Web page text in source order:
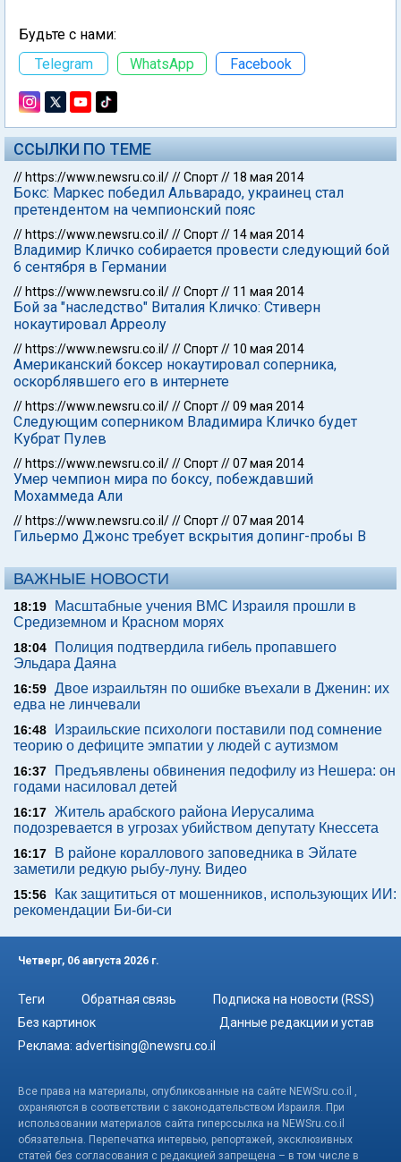
Будьте с нами:
Telegram
WhatsApp Facebook
ССЫЛКИ ПО ТЕМЕ
// https://www.newsru.co.il///Спорт// 18 мая 2014
Бокс: Маркес победил Альварадо, украинец стал
претендентом на чемпионский пояс
// https://www.newsru.co.il///Спорт// 14 мая 2014
Владимир Кличко собирается провести следующий бой
6 сентября в Германии
// https://www.newsru.co.il///Спорт// 11 мая 2014
Бой за "наследство" Виталия Кличко: Стиверн
нокаутировал Арреолу
// https://www.newsru.co.il///Спорт// 10 мая 2014
Американский боксер нокаутировал соперника,
оскорблявшего его в интернете
// https://www.newsru.co.il///Спорт//09 мая 2014
Следующим соперником Владимира Кличко будет
Кубрат Пулев
// https://www.newsru.co.il///Спорт//07 мая 2014
Умер чемпион мира по боксу, побеждавший
Мохаммеда Али
// https://www.newsru.co.il///Спорт//07 мая 2014
Гильермо Джонс требует вскрытия допинг-пробы В
ВАЖНЫЕ НОВОСТИ
18:19
Масштабные учения ВМС Израиля прошли в
Средиземном и Красном морях
18:04
Полиция подтвердила гибель пропавшего
Эльдара Даяна
16:59 Двое израильтян по ошибке въехали в Дженин: их
едва не линчевали
16:48
Израильские психологи поставили под сомнение
теорию о дефиците эмпатии у людей с аутизмом
16:37
Предъявлены обвинения педофилу из Нешера: он
годами насиловал детей
16:17 Житель арабского района Иерусалима
подозревается в угрозах убийством депутату Кнессета
16:17
В районе кораллового заповедника в Эйлате
заметили редкую рыбу-луну. Видео
15:56
Как защититься от мошенников, использующих ИИ:
рекомендации Би-би-си
Четверг, 06 августа 2026 г.
Теги Обратная связь
Подписка на новости (RSS)
Без картинок
Данные редакции и устав
Реклама: advertising@newsru.co.il
Все права на материалы, опубликованные на сайте NEWSru.co.il ,
охраняются в соответствии с законодательством Израиля. При
использовании материалов сайта гиперссылка на NEWSru.co.il
обязательна. Перепечатка интервью, репортажей, эксклюзивных
статей без согласования с редакцией запрещена – в том числе в